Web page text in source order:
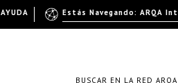
Estás Navegando: ARQA
AYUDA